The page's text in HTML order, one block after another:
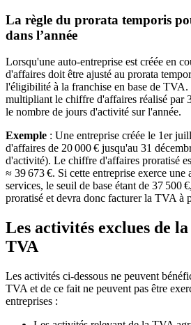
La règle du prorata temporis
dans l’année
Lorsqu'une auto-entreprise est créée en
d'affaires doit être ajusté au prorata
l'éligibilité à la franchise en base de
multipliant le chiffre d'affaires réalisé par
le nombre de jours d'activité sur l'année.
Exemple : Une entreprise créée le 1er
d'affaires de 20 000 € jusqu'au 31
d'activité). Le chiffre d'affaires proratisé
≈ 39 673 €. Si cette entreprise exerce une
services, le seuil de base étant de 37 500
proratisé et devra donc facturer la TVA à
Les activités exclues de
TVA
Les activités ci-dessous ne peuvent
TVA et de ce fait ne peuvent pas être
entreprises :